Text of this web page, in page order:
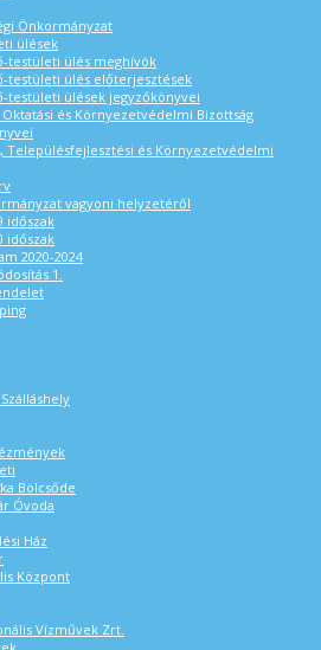
Önkormányzat
ülések
testületi ülés meghívók
testületi ülés előterjesztések
testületi ülések jegyzőkönyvei
Oktatási és Környezetvédelmi Bizottság
Településfejlesztési és Környezetvédelmi
vagyoni helyzetéről
időszak
időszak
2020-2024
1.
Bölcsőde
Óvoda
Ház
Központ
Vízművek Zrt.